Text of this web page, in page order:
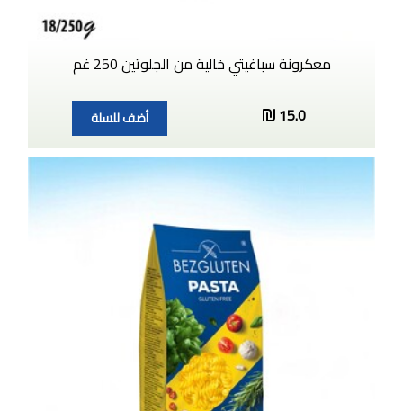
معكرونة سباغيتي خالية من الجلوتين 250 غم
15.0
أضف للسلة